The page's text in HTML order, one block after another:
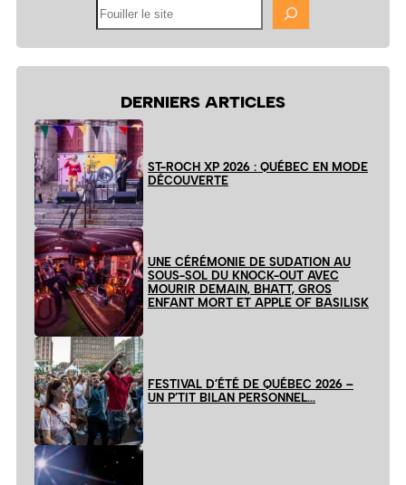
DERNIERS ARTICLES
ST-ROCH XP 2026 : QUÉBEC EN MODE
DÉCOUVERTE
UNE CÉRÉMONIE DE SUDATION AU
SOUS-SOL DU KNOCK-OUT AVEC
MOURIR DEMAIN, BHATT, GROS
ENFANT MORT ET APPLE OF BASILISK
FESTIVAL D’ÉTÉ DE QUÉBEC 2026 –
UN P’TIT BILAN PERSONNEL…